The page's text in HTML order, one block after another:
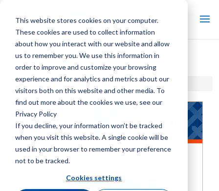
This website stores cookies on your computer.
These cookies are used to collect information
about how you interact with our website and allow
us to remember you. We use this information in
order to improve and customize your browsing
experience and for analytics and metrics about our
visitors both on this website and other media. To
find out more about the cookies we use, see our
Privacy Policy
If you decline, your information won’t be tracked
when you visit this website. A single cookie will be
used in your browser to remember your preference
not to be tracked.
Cookies settings
Ventilatore Marley HP7000
Inizio / Biblioteca / Ventilatore Marley HP7000